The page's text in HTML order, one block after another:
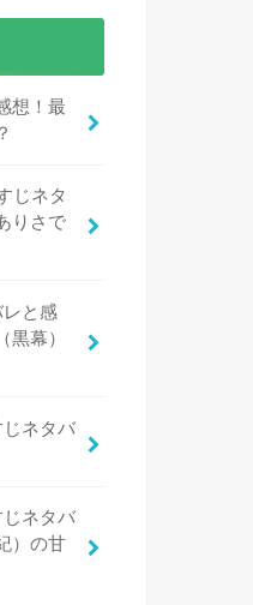
想！最
じネタ
りさで
レと感
黒幕）
じネタバ
じネタバ
）の甘